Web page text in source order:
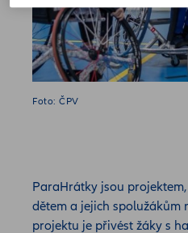
Foto: ČPV
ParaHrátky jsou
dětem a jejich spolužákům
projektu je přivést žáky s